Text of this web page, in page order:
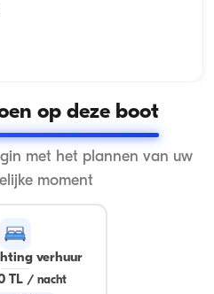
op deze boot
met het plannen van uw
moment
verhuur
TL / nacht